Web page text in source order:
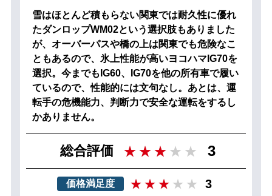
雪はほとんど積もらない関東では耐久性に優れ
たダンロップWM02という選択肢もありました
が、オーバーパスや橋の上は関東でも危険なこ
ともあるので、氷上性能が高いヨコハマIG70を
選択。今までもIG60、IG70を他の所有車で履い
ているので、性能的には文句なし。あとは、運
転手の危機能力、判断力で安全な運転をするし
かありません。
総合評価 3
価格満足度 3